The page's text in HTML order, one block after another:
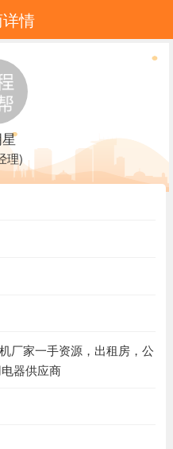
情
理)
厂家一手资源，出租房，公
器供应商